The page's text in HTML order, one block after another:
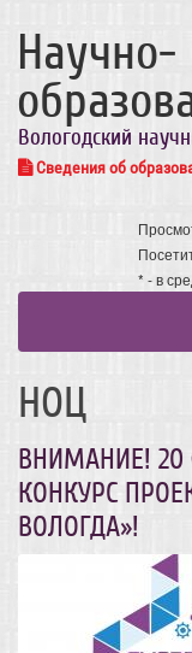
Научно-
Вологодский
Сведения об
* - в
НОЦ
ВНИМАНИЕ! 20
КОНКУРС
ВОЛОГДА»!